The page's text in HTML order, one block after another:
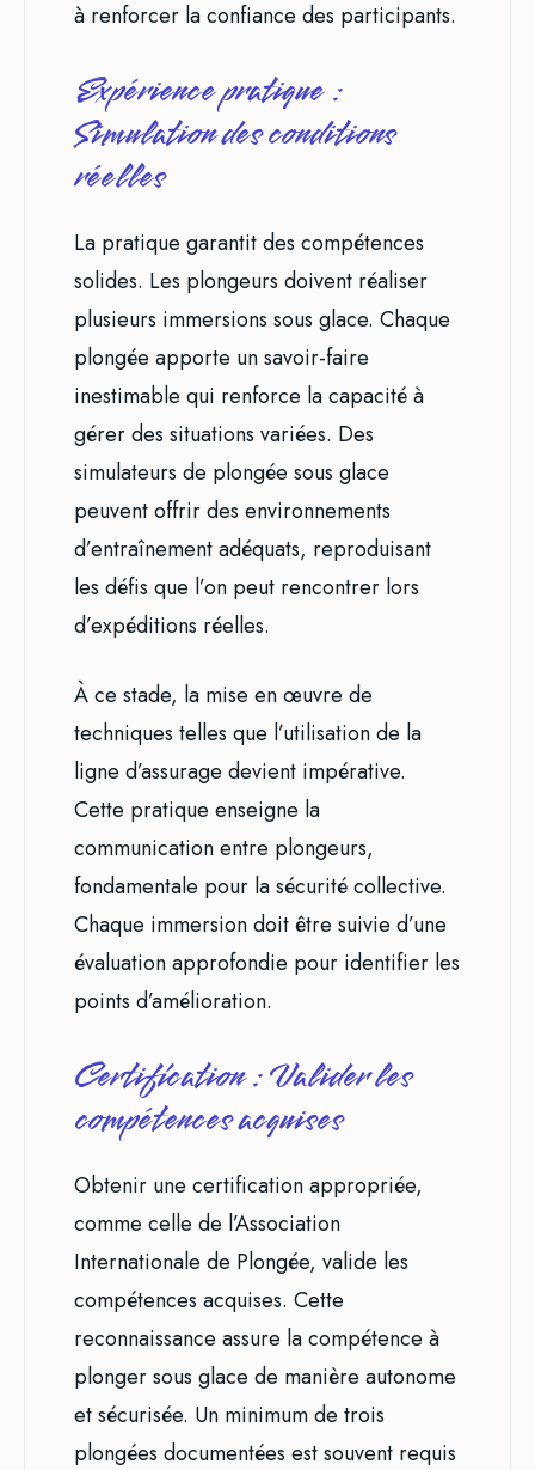
à renforcer la confiance des participants.
Expérience pratique :
Simulation des conditions
réelles
La pratique garantit des compétences
solides. Les plongeurs doivent réaliser
plusieurs immersions sous glace. Chaque
plongée apporte un savoir-faire
inestimable qui renforce la capacité à
gérer des situations variées. Des
simulateurs de plongée sous glace
peuvent offrir des environnements
d’entraînement adéquats, reproduisant
les défis que l’on peut rencontrer lors
d’expéditions réelles.
À ce stade, la mise en œuvre de
techniques telles que l’utilisation de la
ligne d’assurage devient impérative.
Cette pratique enseigne la
communication entre plongeurs,
fondamentale pour la sécurité collective.
Chaque immersion doit être suivie d’une
évaluation approfondie pour identifier les
points d’amélioration.
Certification : Valider les
compétences acquises
Obtenir une certification appropriée,
comme celle de l’Association
Internationale de Plongée, valide les
compétences acquises. Cette
reconnaissance assure la compétence à
plonger sous glace de manière autonome
et sécurisée. Un minimum de trois
plongées documentées est souvent requis